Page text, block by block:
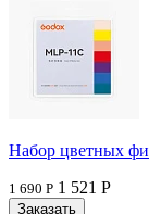
Набор цветных
1 690 Р 1 521 Р